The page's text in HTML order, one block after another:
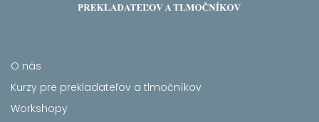
O nás
Kurzy pre prekladateľov a tlmočníkov
Workshopy